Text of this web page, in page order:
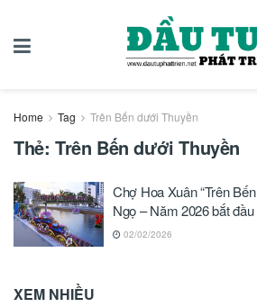
Home Tag Trên Bến dưới Thuyền
Thẻ: Trên Bến dưới Thuyền
Chợ Hoa Xuân “Trên
Ngọ – Năm 2026 bắt
02/02/2026
XEM NHIỀU